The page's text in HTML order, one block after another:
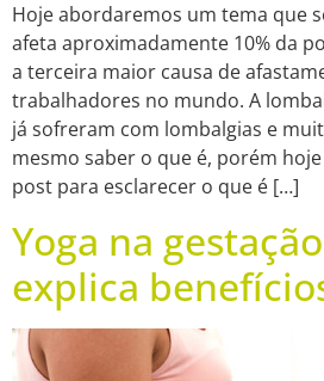
Hoje abordaremos um tema que
afeta aproximadamente 10% da
a terceira maior causa de
trabalhadores no mundo. A
já sofreram com lombalgias e
mesmo saber o que é, porém
post para esclarecer o que é […]
Yoga na
explica